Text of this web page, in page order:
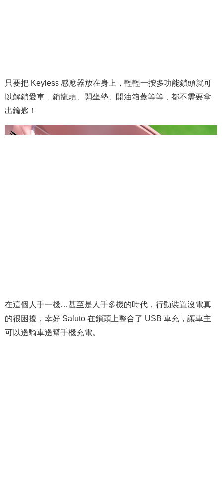
只要把 Keyless 感應器放在身上，輕輕一按多功能鎖頭就可
以解鎖愛車，鎖龍頭、開坐墊、開油箱蓋等等，都不需要拿
出鑰匙！
在這個人手一機…甚至是人手多機的時代，行動裝置沒電真
的很困擾，幸好 Saluto 在鎖頭上整合了 USB 車充，讓車主
可以邊騎車邊幫手機充電。